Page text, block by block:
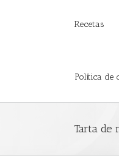
Recetas
Política de
Tarta de